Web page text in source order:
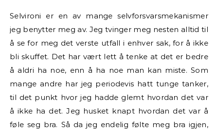
Selvironi er en av mange selvforsvarsmekanismer
jeg benytter meg av. Jeg tvinger meg nesten alltid til
å se for meg det verste utfall i enhver sak, for å ikke
bli skuffet. Det har vært lett å tenke at det er bedre
å aldri ha noe, enn å ha noe man kan miste. Som
mange andre har jeg periodevis hatt tunge tanker,
til det punkt hvor jeg hadde glemt hvordan det var
å ikke ha det. Jeg husket knapt hvordan det var å
føle seg bra. Så da jeg endelig følte meg bra igjen,